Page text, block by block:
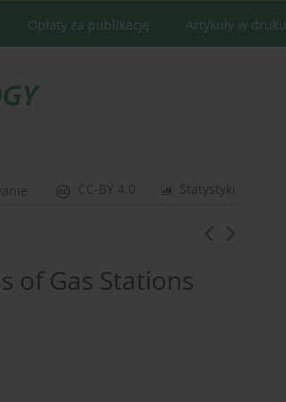
Opłaty za publikację Artykuły w druku
Statystyki
CC-BY 4.0
of Gas Stations